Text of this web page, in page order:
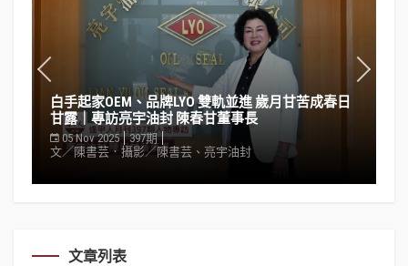
事業轉彎處遇上人生志業 用科技守護健康 日常保養
更安康｜專訪康德隆生醫 許家菖董事長
05 Nov 2025
397期
文／陳書芸．攝影／陳書芸、康德隆生醫集團
文章列表